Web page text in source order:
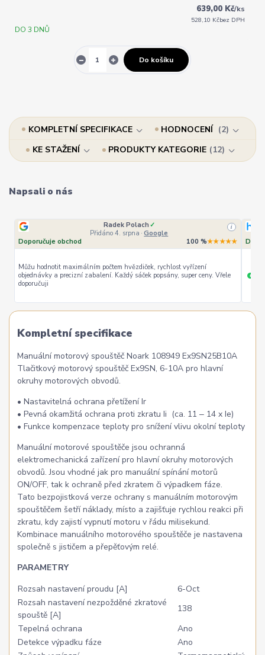
639,00 Kč/ks
528,10 Kčbez DPH
DO 3 DNŮ
Do košíku
KOMPLETNÍ SPECIFIKACE HODNOCENÍ
2
KE STAŽENÍ
PRODUKTY KATEGORIE 12
Napsali o nás
Radek Polach ✓
Přidáno 4. srpna · Google
i
Doporučuje obchod 100 %★★★★★
Můžu hodnotit maximálním počtem hvězdiček, rychlost vyřízení
objednávky a precizní zabalení. Každý sáček popsány, super ceny. Vřele
doporučuji
+
Kompletní specifikace
Manuální motorový spouštěč Noark 108949 Ex9SN25B10A
Tlačitkový motorový spouštěč Ex9SN, 6-10A pro hlavní
okruhy motorových obvodů.
• Nastavitelná ochrana přetížení Ir
• Pevná okamžitá ochrana proti zkratu Ii (ca. 11 ‒ 14 x Ie)
• Funkce kompenzace teploty pro snížení vlivu okolní teploty
Manuální motorové spouštěče jsou ochranná
elektromechanická zařízení pro hlavní okruhy motorových
obvodů. Jsou vhodné jak pro manuální spínání motorů
ON/OFF, tak k ochraně před zkratem či výpadkem fáze.
Tato bezpojistková verze ochrany s manuálním motorovým
spouštěčem šetří náklady, místo a zajišťuje rychlou reakci při
zkratu, kdy zajistí vypnutí motoru v řádu milisekund.
Kombinace manuálního motorového spouštěče je nastavena
společně s jističem a přepěťovým relé.
PARAMETRY
Rozsah nastavení proudu [A]
6-Oct
Rozsah nastavení nezpožděné zkratové
spouště [A]
138
Tepelná ochrana
Ano
Detekce výpadku fáze
Ano